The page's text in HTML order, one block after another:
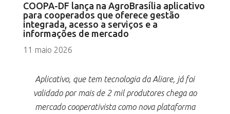
COOPA-DF lança na AgroBrasília aplicativo
para cooperados que oferece gestão
integrada, acesso a serviços e a
informações de mercado
11 maio 2026
Aplicativo, que tem tecnologia da Aliare, já foi
validado por mais de 2 mil produtores chega ao
mercado cooperativista como nova plataforma